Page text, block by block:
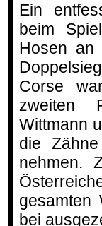
Ein
beim
Hosen an
Corse
zweiten
Wittmann
die
nehmen.
gesamten
bei